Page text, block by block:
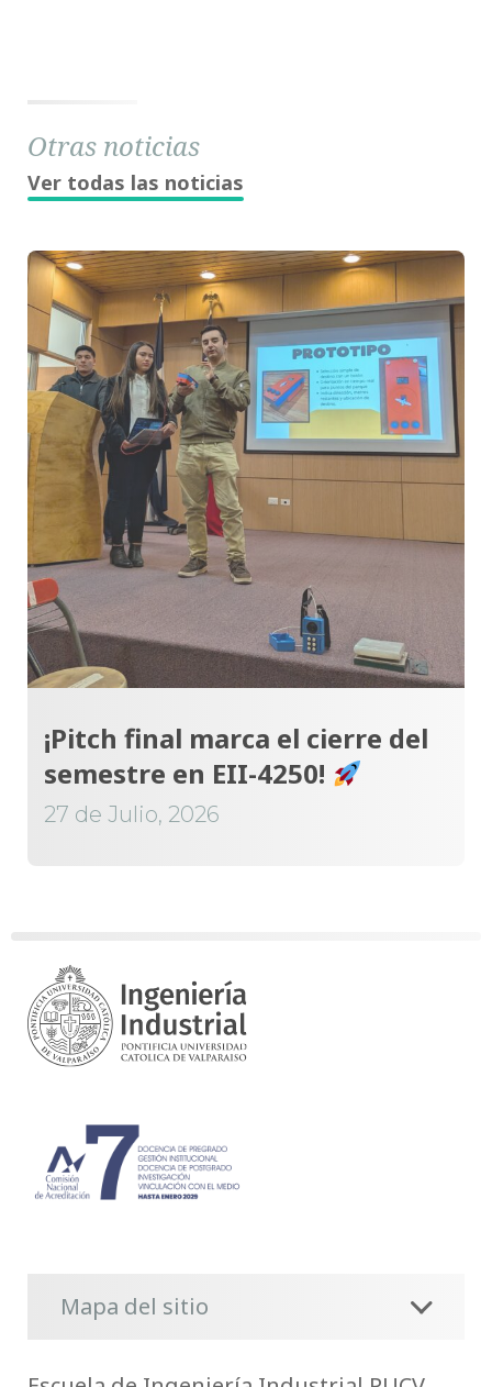
Otras noticias
Ver todas las noticias
¡Pitch final marca el cierre del
semestre en EII-4250!
27 de Julio, 2026
Mapa del sitio